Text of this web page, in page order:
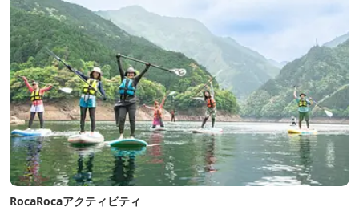
RocaRocaアクティビティ